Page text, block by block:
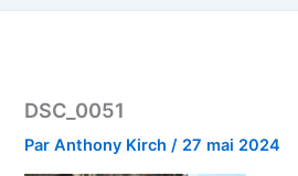
DSC_0051
ParAnthony Kirch/ 27 mai 2024